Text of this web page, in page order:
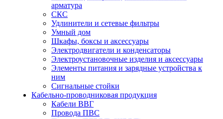
арматура
СКС
Удлинители и сетевые фильтры
Умный дом
Шкафы, боксы и аксессуары
Электродвигатели и конденсаторы
Электроустановочные изделия и аксессуары
Элементы питания и зарядные устройства к
ним
Сигнальные стойки
Кабельно-проводниковая продукция
Кабели ВВГ
Провода ПВС